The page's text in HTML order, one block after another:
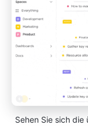
Sehen Sie sich die